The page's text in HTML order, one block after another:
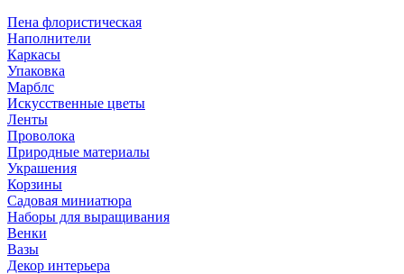
Пена флористическая
Наполнители
Каркасы
Упаковка
Марблс
Искусственные цветы
Ленты
Проволока
Природные материалы
Украшения
Корзины
Садовая миниатюра
Наборы для выращивания
Венки
Вазы
Декор интерьера